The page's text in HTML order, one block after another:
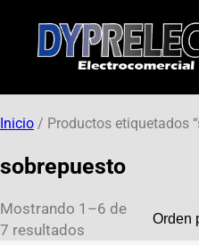
Inicio / Productos etiquetados
sobrepuesto
Mostrando 1–6 de
7 resultados